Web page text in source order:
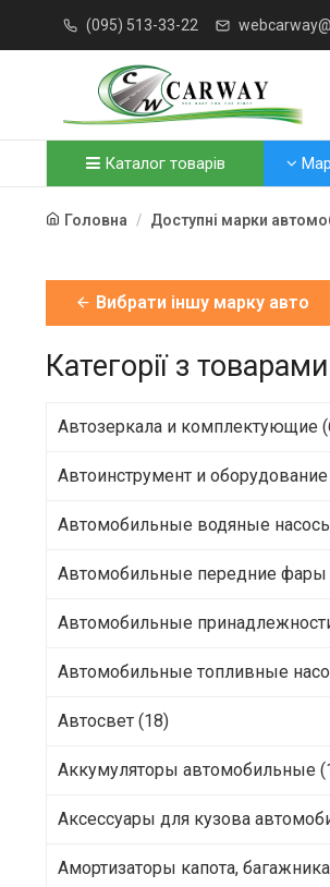
(095) 513-33-22
Каталог товарів
Головна Доступні марки
Вибрати іншу марку авто
Категорії з
Автозеркала и комплектующие
Автоинструмент и
Автомобильные водяные
Автомобильные передние фары
Автомобильные
Автомобильные топливные
Автосвет (18)
Аккумуляторы автомобильные
Аксессуары для кузова
Амортизаторы капота,